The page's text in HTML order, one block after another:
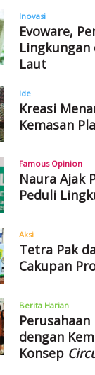
Inovasi
Evoware,
Lingkungan
Laut
Ide
Kreasi
Kemasan
Famous Opinion
Naura Ajak
Peduli
Aksi
Tetra Pak
Cakupan
Berita Harian
dengan
Konsep